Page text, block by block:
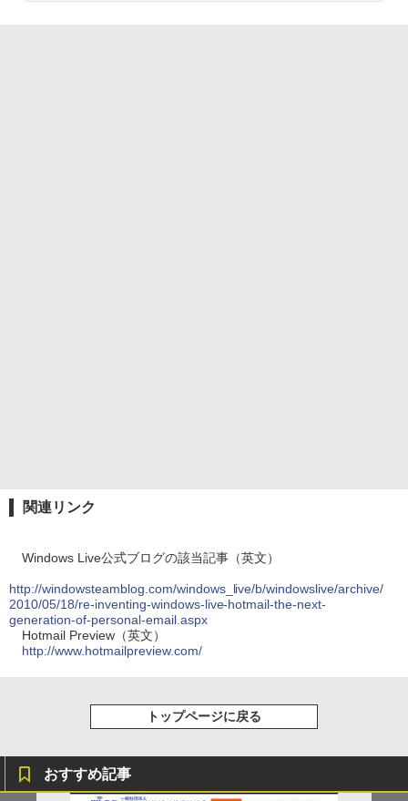
関連リンク
Windows Live公式ブログの該当記事（英文）
http://windowsteamblog.com/windows_live/b/windowslive/archive/
2010/05/18/re-inventing-windows-live-hotmail-the-next-
generation-of-personal-email.aspx
Hotmail Preview（英文）
http://www.hotmailpreview.com/
トップページに戻る
おすすめ記事